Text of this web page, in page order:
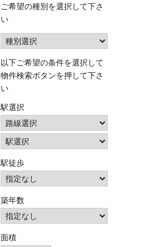
ー
ド)
ご希望の種別を選択して下さ
い
以下ご希望の条件を選択して
物件検索ボタンを押して下さ
い
駅選択
駅徒歩
築年数
面積